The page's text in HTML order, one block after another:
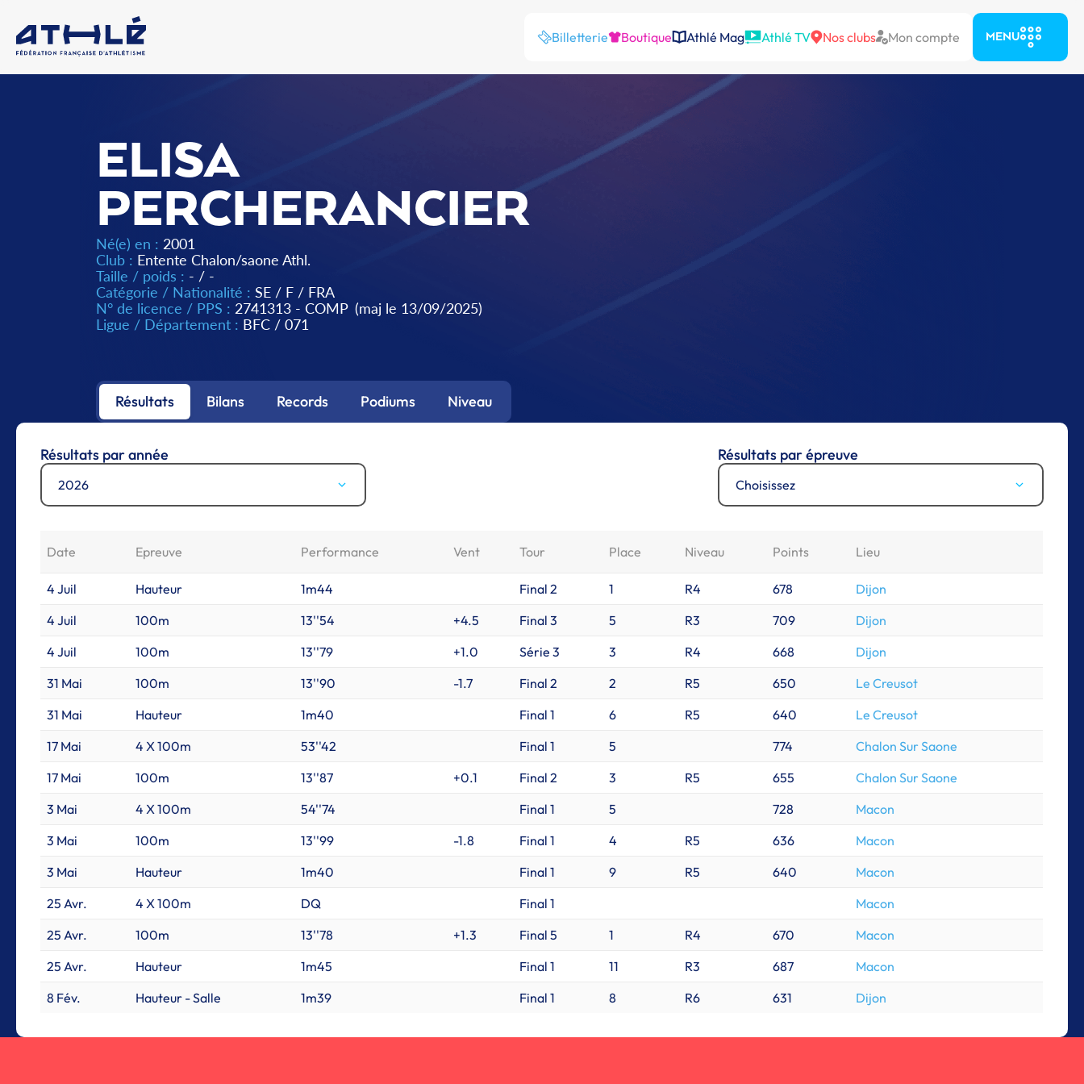
Billetterie Boutique Athlé Mag Athlé TV Nos clubs Mon compte MENU
ELISA
PERCHERANCIER
Né(e) en : 2001
Club : Entente Chalon/saone Athl.
Taille / poids : - / -
Catégorie / Nationalité :SE / F / FRA
N° de licence / PPS : 2741313 - COMP (maj le 13/09/2025)
Ligue / Département : BFC / 071
Résultats Bilans Records Podiums Niveau
Résultats par année
2026
Résultats par épreuve
Choisissez
Date Epreuve Performance Vent Tour Place Niveau Points Lieu
4 Juil Hauteur 1m44 Final 2 1 R4 678
Dijon
4 Juil
100m 13''54 +4.5 Final 3 5 R3 709
Dijon
4 Juil
100m 13''79 +1.0 Série 3 3 R4 668
Dijon
31 Mai
100m 13''90 -1.7 Final 2 2 R5 650
Le Creusot
31 Mai
Hauteur 1m40 Final 1 6 R5 640
Le Creusot
17 Mai
4 X 100m 53''42 Final 1 5 774
Chalon Sur Saone
17 Mai
100m 13''87 +0.1 Final 2 3 R5 655
Chalon Sur Saone
3 Mai
4 X 100m 54''74 Final 1 5 728
Macon
3 Mai
100m 13''99 -1.8 Final 1 4 R5 636
Macon
3 Mai
Hauteur 1m40 Final 1 9 R5 640
Macon
25 Avr.
4 X 100m DQ Final 1
Macon
25 Avr.
100m 13''78 +1.3 Final 5 1 R4 670
Macon
25 Avr.
Hauteur 1m45 Final 1 11 R3 687
Macon
8 Fév.
Hauteur - Salle 1m39 Final 1 8 R6 631 Dijon